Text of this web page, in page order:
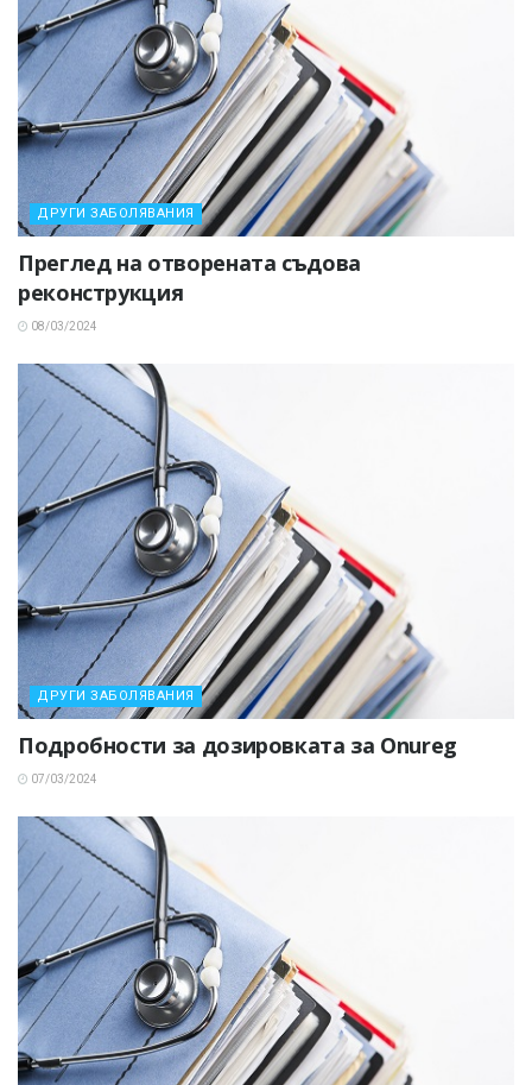
ДРУГИ ЗАБОЛЯВАНИЯ
Преглед на отворената съдова
реконструкция
08/03/2024
ДРУГИ ЗАБОЛЯВАНИЯ
Подробности за дозировката за Onureg
07/03/2024